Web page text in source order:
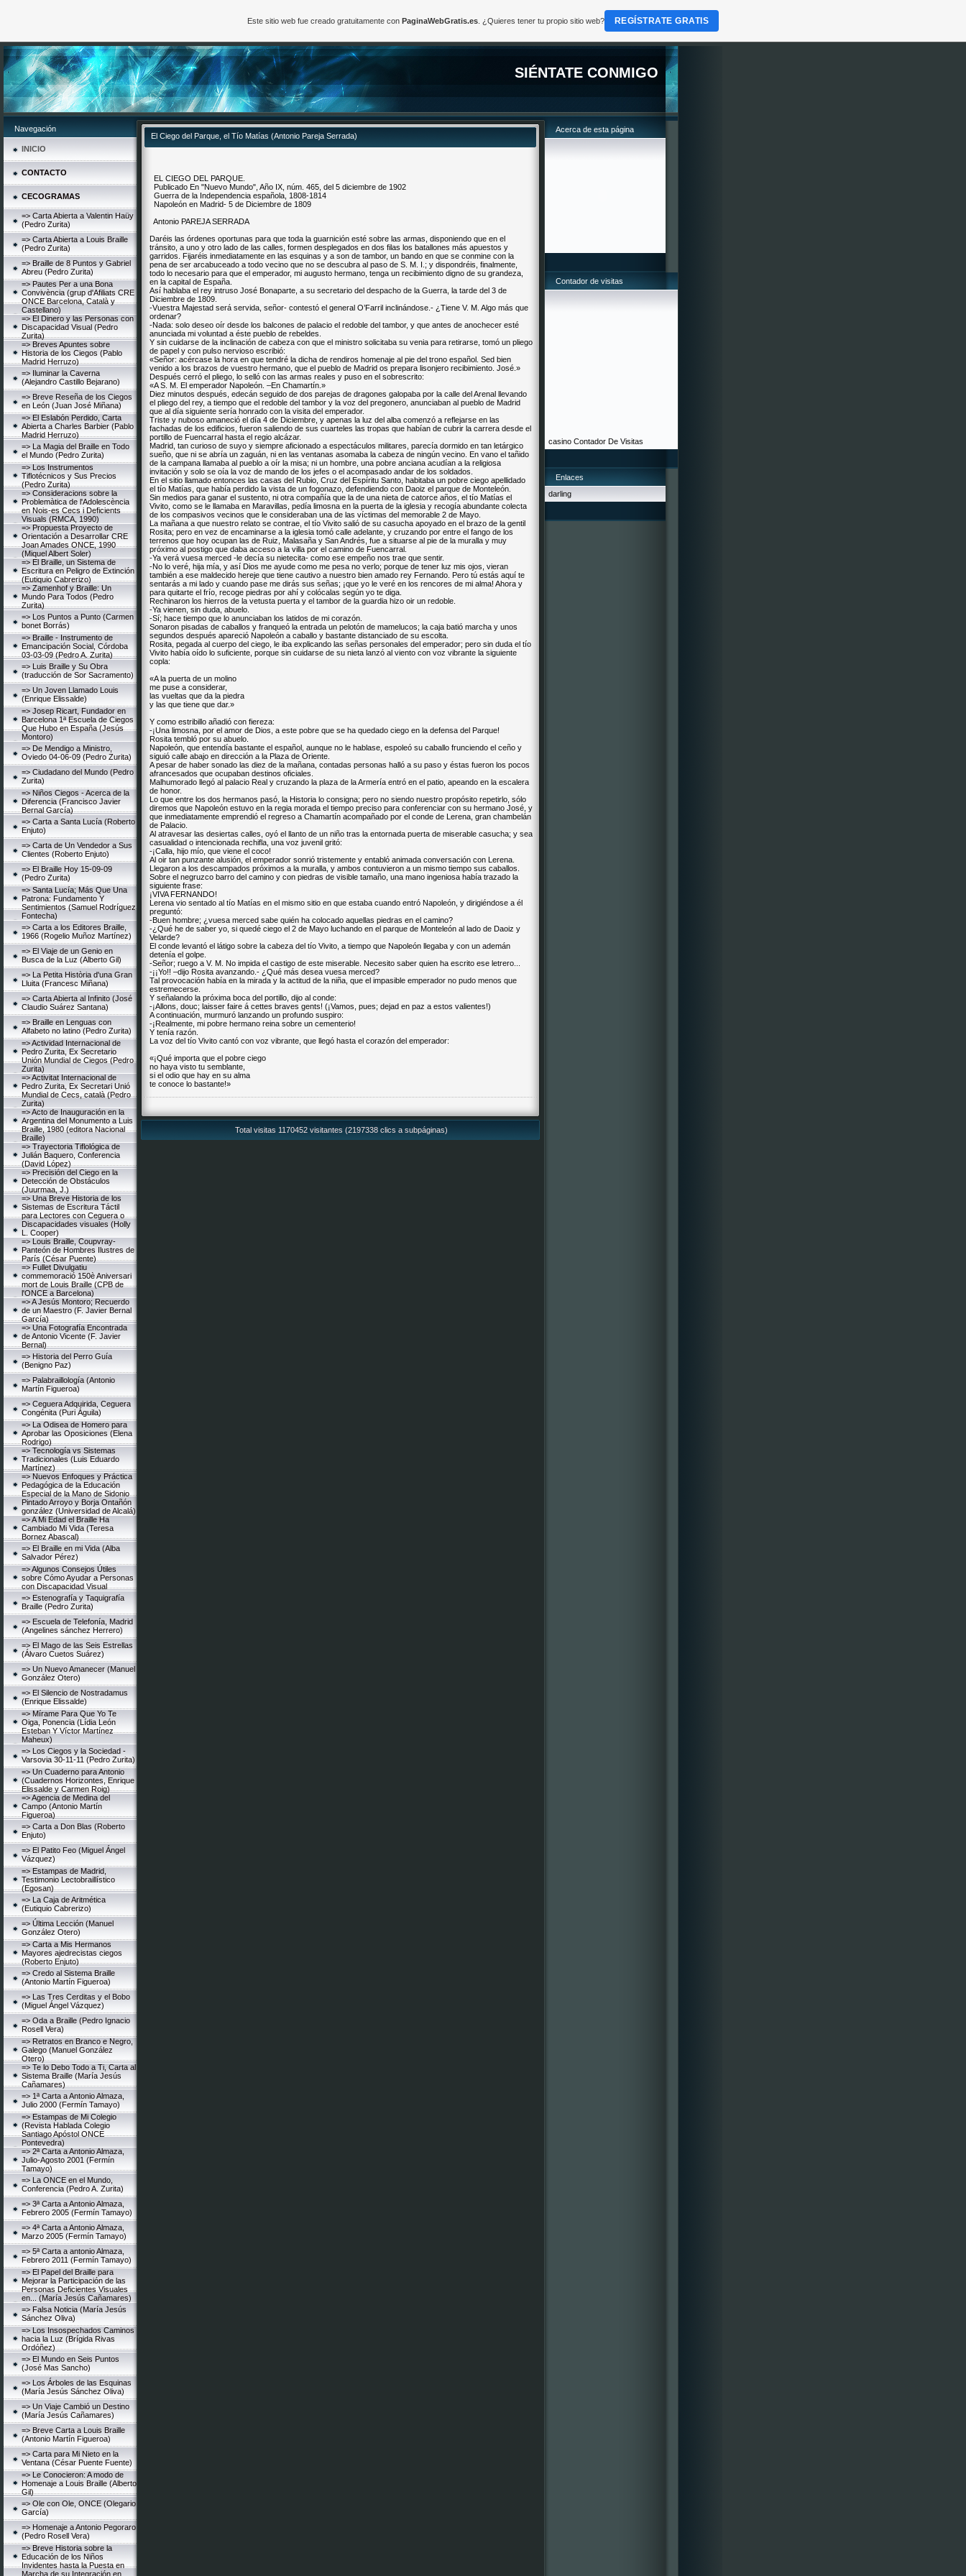
SIÉNTATE CONMIGO
Navegación
INICIO
CONTACTO
CECOGRAMAS
=> Carta Abierta a Valentin Haüy
(Pedro Zurita)
=> Carta Abierta a Louis Braille
(Pedro Zurita)
=> Braille de 8 Puntos y Gabriel
Abreu (Pedro Zurita)
=> Pautes Per a una Bona
Convivència (grup d'Afiliats CRE
ONCE Barcelona, Català y
Castellano)
=> El Dinero y las Personas con
Discapacidad Visual (Pedro
Zurita)
=> Breves Apuntes sobre
Historia de los Ciegos (Pablo
Madrid Herruzo)
=> Iluminar la Caverna
(Alejandro Castillo Bejarano)
=> Breve Reseña de los Ciegos
en León (Juan José Miñana)
=> El Eslabón Perdido, Carta
Abierta a Charles Barbier (Pablo
Madrid Herruzo)
=> La Magia del Braille en Todo
el Mundo (Pedro Zurita)
=> Los Instrumentos
Tiflotécnicos y Sus Precios
(Pedro Zurita)
=> Consideracions sobre la
Problemàtica de l'Adolescència
en Nois-es Cecs i Deficients
Visuals (RMCA, 1990)
=> Propuesta Proyecto de
Orientación a Desarrollar CRE
Joan Amades ONCE, 1990
(Miquel Albert Soler)
=> El Braille, un Sistema de
Escritura en Peligro de Extinción
(Eutiquio Cabrerizo)
=> Zamenhof y Braille: Un
Mundo Para Todos (Pedro
Zurita)
=> Los Puntos a Punto (Carmen
bonet Borrás)
=> Braille - Instrumento de
Emancipación Social, Córdoba
03-03-09 (Pedro A. Zurita)
=> Luis Braille y Su Obra
(traducción de Sor Sacramento)
=> Un Joven Llamado Louis
(Enrique Elissalde)
=> Josep Ricart, Fundador en
Barcelona 1ª Escuela de Ciegos
Que Hubo en España (Jesús
Montoro)
=> De Mendigo a Ministro,
Oviedo 04-06-09 (Pedro Zurita)
=> Ciudadano del Mundo (Pedro
Zurita)
=> Niños Ciegos - Acerca de la
Diferencia (Francisco Javier
Bernal García)
=> Carta a Santa Lucía (Roberto
Enjuto)
=> Carta de Un Vendedor a Sus
Clientes (Roberto Enjuto)
=> El Braille Hoy 15-09-09
(Pedro Zurita)
=> Santa Lucía; Más Que Una
Patrona: Fundamento Y
Sentimientos (Samuel Rodríguez
Fontecha)
=> Carta a los Editores Braille,
1966 (Rogelio Muñoz Martínez)
=> El Viaje de un Genio en
Busca de la Luz (Alberto Gil)
=> La Petita Història d'una Gran
Lluita (Francesc Miñana)
=> Carta Abierta al Infinito (José
Claudio Suárez Santana)
=> Braille en Lenguas con
Alfabeto no latino (Pedro Zurita)
=> Actividad Internacional de
Pedro Zurita, Ex Secretario
Unión Mundial de Ciegos (Pedro
Zurita)
=> Activitat Internacional de
Pedro Zurita, Ex Secretari Unió
Mundial de Cecs, català (Pedro
Zurita)
=> Acto de Inauguración en la
Argentina del Monumento a Luis
Braille, 1980 (editora Nacional
Braille)
=> Trayectoria Tiflológica de
Julián Baquero, Conferencia
(David López)
=> Precisión del Ciego en la
Detección de Obstáculos
(Juurmaa, J.)
=> Una Breve Historia de los
Sistemas de Escritura Táctil
para Lectores con Ceguera o
Discapacidades visuales (Holly
L. Cooper)
=> Louis Braille, Coupvray-
Panteón de Hombres Ilustres de
París (César Puente)
=> Fullet Divulgatiu
commemoració 150è Aniversari
mort de Louis Braille (CPB de
l'ONCE a Barcelona)
=> A Jesús Montoro; Recuerdo
de un Maestro (F. Javier Bernal
García)
=> Una Fotografía Encontrada
de Antonio Vicente (F. Javier
Bernal)
=> Historia del Perro Guía
(Benigno Paz)
=> Palabraillología (Antonio
Martín Figueroa)
=> Ceguera Adquirida, Ceguera
Congénita (Puri Águila)
=> La Odisea de Homero para
Aprobar las Oposiciones (Elena
Rodrigo)
=> Tecnología vs Sistemas
Tradicionales (Luis Eduardo
Martínez)
=> Nuevos Enfoques y Práctica
Pedagógica de la Educación
Especial de la Mano de Sidonio
Pintado Arroyo y Borja Ontañón
gonzález (Universidad de Alcalá)
=> A Mi Edad el Braille Ha
Cambiado Mi Vida (Teresa
Bornez Abascal)
=> El Braille en mi Vida (Alba
Salvador Pérez)
=> Algunos Consejos Útiles
sobre Cómo Ayudar a Personas
con Discapacidad Visual
=> Estenografía y Taquigrafía
Braille (Pedro Zurita)
=> Escuela de Telefonía, Madrid
(Angelines sánchez Herrero)
=> El Mago de las Seis Estrellas
(Álvaro Cuetos Suárez)
=> Un Nuevo Amanecer (Manuel
González Otero)
=> El Silencio de Nostradamus
(Enrique Elissalde)
=> Mírame Para Que Yo Te
Oiga, Ponencia (Lídia León
Esteban Y Víctor Martínez
Maheux)
=> Los Ciegos y la Sociedad -
Varsovia 30-11-11 (Pedro Zurita)
=> Un Cuaderno para Antonio
(Cuadernos Horizontes, Enrique
Elissalde y Carmen Roig)
=> Agencia de Medina del
Campo (Antonio Martín
Figueroa)
=> Carta a Don Blas (Roberto
Enjuto)
=> El Patito Feo (Miguel Ángel
Vázquez)
=> Estampas de Madrid,
Testimonio Lectobraillístico
(Egosan)
=> La Caja de Aritmética
(Eutiquio Cabrerizo)
=> Última Lección (Manuel
González Otero)
=> Carta a Mis Hermanos
Mayores ajedrecistas ciegos
(Roberto Enjuto)
=> Credo al Sistema Braille
(Antonio Martín Figueroa)
=> Las Tres Cerditas y el Bobo
(Miguel Ángel Vázquez)
=> Oda a Braille (Pedro Ignacio
Rosell Vera)
=> Retratos en Branco e Negro,
Galego (Manuel González
Otero)
=> Te lo Debo Todo a Ti, Carta al
Sistema Braille (María Jesús
Cañamares)
=> 1ª Carta a Antonio Almaza,
Julio 2000 (Fermín Tamayo)
=> Estampas de Mi Colegio
(Revista Hablada Colegio
Santiago Apóstol ONCE
Pontevedra)
=> 2ª Carta a Antonio Almaza,
Julio-Agosto 2001 (Fermín
Tamayo)
=> La ONCE en el Mundo,
Conferencia (Pedro A. Zurita)
=> 3ª Carta a Antonio Almaza,
Febrero 2005 (Fermín Tamayo)
=> 4ª Carta a Antonio Almaza,
Marzo 2005 (Fermín Tamayo)
=> 5ª Carta a antonio Almaza,
Febrero 2011 (Fermín Tamayo)
=> El Papel del Braille para
Mejorar la Participación de las
Personas Deficientes Visuales
en... (María Jesús Cañamares)
=> Falsa Noticia (María Jesús
Sánchez Oliva)
=> Los Insospechados Caminos
hacia la Luz (Brígida Rivas
Ordóñez)
=> El Mundo en Seis Puntos
(José Mas Sancho)
=> Los Árboles de las Esquinas
(María Jesús Sánchez Oliva)
=> Un Viaje Cambió un Destino
(María Jesús Cañamares)
=> Breve Carta a Louis Braille
(Antonio Martín Figueroa)
=> Carta para Mi Nieto en la
Ventana (César Puente Fuente)
=> Le Conocieron: A modo de
Homenaje a Louis Braille (Alberto
Gil)
=> Ole con Ole, ONCE (Olegario
García)
=> Homenaje a Antonio Pegoraro
(Pedro Rosell Vera)
=> Breve Historia sobre la
Educación de los Niños
Invidentes hasta la Puesta en
Marcha de su Integración en
El Ciego del Parque, el Tío Matías (Antonio Pareja Serrada)
EL CIEGO DEL PARQUE.
Publicado En "Nuevo Mundo", Año IX, núm. 465, del 5 diciembre de 1902
Guerra de la Independencia española, 1808-1814
Napoleón en Madrid- 5 de Diciembre de 1809
Antonio PAREJA SERRADA
Daréis las órdenes oportunas para que toda la guarnición esté sobre las armas, disponiendo que en el
tránsito, a uno y otro lado de las calles, formen desplegados en dos filas los batallones más apuestos y
garridos. Fijaréis inmediatamente en las esquinas y a son de tambor, un bando en que se conmine con la
pena de ser arcabuceado a todo vecino que no se descubra al paso de S. M. I.; y dispondréis, finalmente,
todo lo necesario para que el emperador, mi augusto hermano, tenga un recibimiento digno de su grandeza,
en la capital de España.
Así hablaba el rey intruso José Bonaparte, a su secretario del despacho de la Guerra, la tarde del 3 de
Diciembre de 1809.
-Vuestra Majestad será servida, señor- contestó el general O’Farril inclinándose.- ¿Tiene V. M. Algo más que
ordenar?
-Nada: solo deseo oír desde los balcones de palacio el redoble del tambor, y que antes de anochecer esté
anunciada mi voluntad a éste pueblo de rebeldes.
Y sin cuidarse de la inclinación de cabeza con que el ministro solicitaba su venia para retirarse, tomó un pliego
de papel y con pulso nervioso escribió:
«Señor: acércase la hora en que tendré la dicha de rendiros homenaje al pie del trono español. Sed bien
venido a los brazos de vuestro hermano, que el pueblo de Madrid os prepara lisonjero recibimiento. José.»
Después cerró el pliego, lo selló con las armas reales y puso en el sobrescrito:
«A S. M. El emperador Napoleón. –En Chamartín.»
Diez minutos después, edecán seguido de dos parejas de dragones galopaba por la calle del Arenal llevando
el pliego del rey, a tiempo que el redoble del tambor y la voz del pregonero, anunciaban al pueblo de Madrid
que al día siguiente sería honrado con la visita del emperador.
Triste y nuboso amaneció el día 4 de Diciembre, y apenas la luz del alba comenzó a reflejarse en las
fachadas de los edificios, fueron saliendo de sus cuarteles las tropas que habían de cubrir la carrera desde el
portillo de Fuencarral hasta el regio alcázar.
Madrid, tan curioso de suyo y siempre aficionado a espectáculos militares, parecía dormido en tan letárgico
sueño, que ni se abría un zaguán, ni en las ventanas asomaba la cabeza de ningún vecino. En vano el tañido
de la campana llamaba al pueblo a oír la misa; ni un hombre, una pobre anciana acudían a la religiosa
invitación y solo se oía la voz de mando de los jefes o el acompasado andar de los soldados.
En el sitio llamado entonces las casas del Rubio, Cruz del Espíritu Santo, habitaba un pobre ciego apellidado
el tío Matías, que había perdido la vista de un fogonazo, defendiendo con Daoiz el parque de Monteleón.
Sin medios para ganar el sustento, ni otra compañía que la de una nieta de catorce años, el tío Matías el
Vivito, como se le llamaba en Maravillas, pedía limosna en la puerta de la iglesia y recogía abundante colecta
de los compasivos vecinos que le consideraban una de las víctimas del memorable 2 de Mayo.
La mañana a que nuestro relato se contrae, el tío Vivito salió de su casucha apoyado en el brazo de la gentil
Rosita; pero en vez de encaminarse a la iglesia tomó calle adelante, y cruzando por entre el fango de los
terrenos que hoy ocupan las de Ruiz, Malasaña y San Andrés, fue a situarse al pie de la muralla y muy
próximo al postigo que daba acceso a la villa por el camino de Fuencarral.
-Ya verá vuesa merced -le decía su nietecita- como ese empeño nos trae que sentir.
-No lo veré, hija mía, y así Dios me ayude como me pesa no verlo; porque de tener luz mis ojos, vieran
también a ese maldecido hereje que tiene cautivo a nuestro bien amado rey Fernando. Pero tú estás aquí te
sentarás a mi lado y cuando pase me dirás sus señas; ¡que yo le veré en los rencores de mi alma! Ahora y
para quitarte el frío, recoge piedras por ahí y colócalas según yo te diga.
Rechinaron los hierros de la vetusta puerta y el tambor de la guardia hizo oir un redoble.
-Ya vienen, sin duda, abuelo.
-Sí; hace tiempo que lo anunciaban los latidos de mi corazón.
Sonaron pisadas de caballos y franqueó la entrada un pelotón de mamelucos; la caja batió marcha y unos
segundos después apareció Napoleón a caballo y bastante distanciado de su escolta.
Rosita, pegada al cuerpo del ciego, le iba explicando las señas personales del emperador; pero sin duda el tío
Vivito había oído lo suficiente, porque sin cuidarse de su nieta lanzó al viento con voz vibrante la siguiente
copla:
«A la puerta de un molino
me puse a considerar,
las vueltas que da la piedra
y las que tiene que dar.»
Y como estribillo añadió con fiereza:
-¡Una limosna, por el amor de Dios, a este pobre que se ha quedado ciego en la defensa del Parque!
Rosita tembló por su abuelo.
Napoleón, que entendía bastante el español, aunque no le hablase, espoleó su caballo frunciendo el ceño y
siguió calle abajo en dirección a la Plaza de Oriente.
A pesar de haber sonado las diez de la mañana, contadas personas halló a su paso y éstas fueron los pocos
afrancesados que ocupaban destinos oficiales.
Malhumorado llegó al palacio Real y cruzando la plaza de la Armería entró en el patio, apeando en la escalera
de honor.
Lo que entre los dos hermanos pasó, la Historia lo consigna; pero no siendo nuestro propósito repetirlo, sólo
diremos que Napoleón estuvo en la regia morada el tiempo preciso para conferenciar con su hermano José, y
que inmediatamente emprendió el regreso a Chamartín acompañado por el conde de Lerena, gran chambelán
de Palacio.
Al atravesar las desiertas calles, oyó el llanto de un niño tras la entornada puerta de miserable casucha; y sea
casualidad o intencionada rechifla, una voz juvenil gritó:
-¡Calla, hijo mío, que viene el coco!
Al oir tan punzante alusión, el emperador sonrió tristemente y entabló animada conversación con Lerena.
Llegaron a los descampados próximos a la muralla, y ambos contuvieron a un mismo tiempo sus caballos.
Sobre el negruzco barro del camino y con piedras de visible tamaño, una mano ingeniosa había trazado la
siguiente frase:
¡VIVA FERNANDO!
Lerena vio sentado al tío Matías en el mismo sitio en que estaba cuando entró Napoleón, y dirigiéndose a él
preguntó:
-Buen hombre; ¿vuesa merced sabe quién ha colocado aquellas piedras en el camino?
-¿Qué he de saber yo, si quedé ciego el 2 de Mayo luchando en el parque de Monteleón al lado de Daoiz y
Velarde?
El conde levantó el látigo sobre la cabeza del tío Vivito, a tiempo que Napoleón llegaba y con un ademán
detenía el golpe.
-Señor; ruego a V. M. No impida el castigo de este miserable. Necesito saber quien ha escrito ese letrero...
-¡¡Yo!! –dijo Rosita avanzando.- ¿Qué más desea vuesa merced?
Tal provocación había en la mirada y la actitud de la niña, que el impasible emperador no pudo menos que
estremecerse.
Y señalando la próxima boca del portillo, dijo al conde:
-¡Allons, douc; laisser faire á cettes braves gents! (¡Vamos, pues; dejad en paz a estos valientes!)
A continuación, murmuró lanzando un profundo suspiro:
-¡Realmente, mi pobre hermano reina sobre un cementerio!
Y tenía razón.
La voz del tío Vivito cantó con voz vibrante, que llegó hasta el corazón del emperador:
«¡Qué importa que el pobre ciego
no haya visto tu semblante,
si el odio que hay en su alma
te conoce lo bastante!»
Total visitas 1170452 visitantes (2197338 clics a subpáginas)
Acerca de esta página
Contador de visitas
casino Contador De Visitas
Enlaces
darling
Este sitio web fue creado gratuitamente con PaginaWebGratis.es. ¿Quieres tener tu propio sitio web? REGÍSTRATE GRATIS